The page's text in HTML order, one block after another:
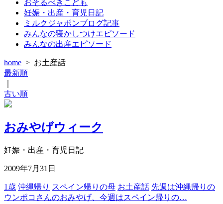
おそるべきこども
妊娠・出産・育児日記
ミルクジャポンブログ記事
みんなの寝かしつけエピソード
みんなの出産エピソード
home > お土産話
最新順
古い順
おみやげウィーク
妊娠・出産・育児日記
2009年7月31日
1歳 沖縄帰り スペイン帰りの母 お土産話 先週は沖縄帰りの
ウンポコさんのおみやげ、今週はスペイン帰りの…